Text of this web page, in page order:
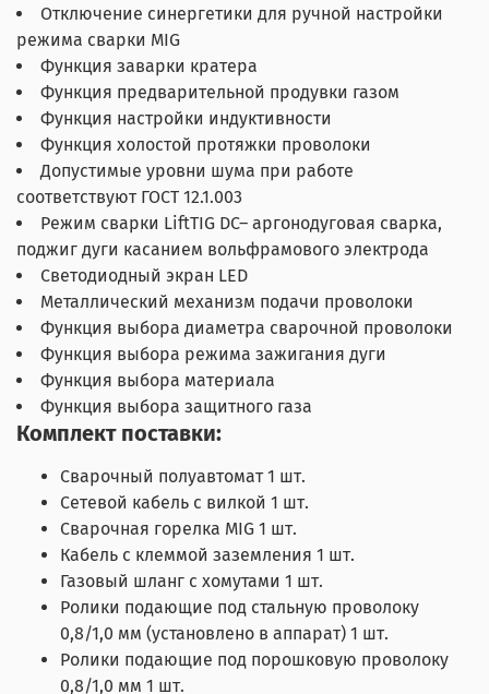
Отключение синергетики для ручной настройки
режима сварки MIG
Функция заварки кратера
Функция предварительной продувки газом
Функция настройки индуктивности
Функция холостой протяжки проволоки
Допустимые уровни шума при работе
соответствуют ГОСТ 12.1.003
Режим сварки LiftTIG DC– аргонодуговая сварка,
поджиг дуги касанием вольфрамового электрода
Светодиодный экран LED
Металлический механизм подачи проволоки
Функция выбора диаметра сварочной проволоки
Функция выбора режима зажигания дуги
Функция выбора материала
Функция выбора защитного газа
Комплект поставки:
Сварочный полуавтомат 1 шт.
Сетевой кабель с вилкой 1 шт.
Сварочная горелка MIG 1 шт.
Кабель с клеммой заземления 1 шт.
Газовый шланг с хомутами 1 шт.
Ролики подающие под стальную проволоку
0,8/1,0 мм (установлено в аппарат) 1 шт.
Ролики подающие под порошковую проволоку
0,8/1,0 мм 1 шт.